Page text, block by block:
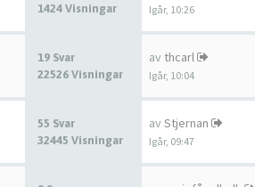
1424 Visningar
Igår, 10:26
19 Svar
22526 Visningar
av thcarl
Igår, 10:04
55 Svar
32445 Visningar
av Stjernan
Igår, 09:47